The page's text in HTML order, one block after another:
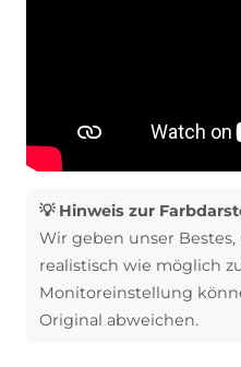
💡 Hinweis zur
Wir geben unser
realistisch wie möglich
Monitoreinstellung
Original abweichen.